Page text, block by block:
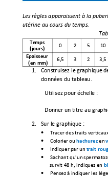
Les règles apparaissent à la
utérine au cours du temps.
Temps
(jours)
0 2 5 10
Epaisseur
(en mm)
6,5 3 2 3,5
1. Construisez le graphique
données du tableau.
Utilisez pour échelle :
Donner un titre au graph
2. Sur le graphique :
 Tracer des traits v
 Colorier ou hachurez en
 Indiquer par un trait
 Sachant qu'un
survit 48 h, indiquez en
 Pensez à indiquer les lég